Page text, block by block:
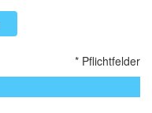
* Pflichtfelder